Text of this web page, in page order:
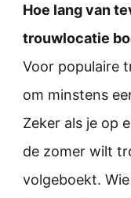
Hoe lang van
trouwlocatie
Voor populaire
om minstens
Zeker als je op
de zomer wilt
volgeboekt.